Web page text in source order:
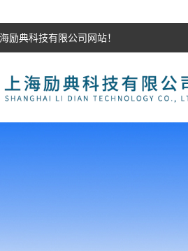
励典科技有限公司网站！